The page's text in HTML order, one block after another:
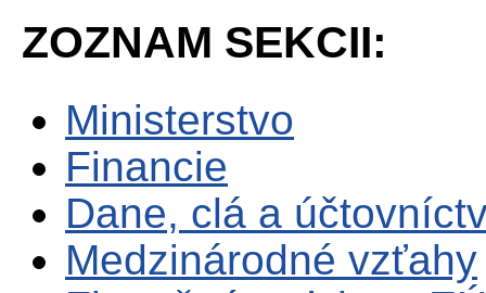
ZOZNAM SEKCII:
Ministerstvo
Financie
Dane, clá a
Medzinárodné vzťahy